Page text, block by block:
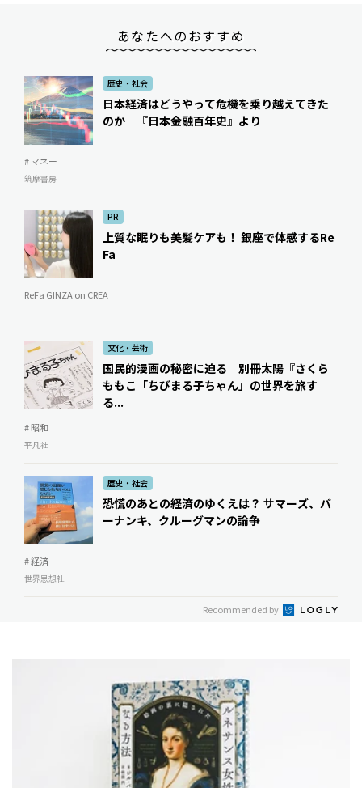
あなたへのおすすめ
歴史・社会
日本経済はどうやって危機を乗り越えてきた
のか 『日本金融百年史』より
# マネー
筑摩書房
PR
上質な眠りも美髪ケアも！ 銀座で体感するRe
Fa
ReFa GINZA on CREA
文化・芸術
国民的漫画の秘密に迫る 別冊太陽『さくら
ももこ「ちびまる子ちゃん」の世界を旅す
る...
# 昭和
平凡社
歴史・社会
恐慌のあとの経済のゆくえは？ ――サマーズ、バ
ーナンキ、クルーグマンの論争
# 経済
世界思想社
Recommended by